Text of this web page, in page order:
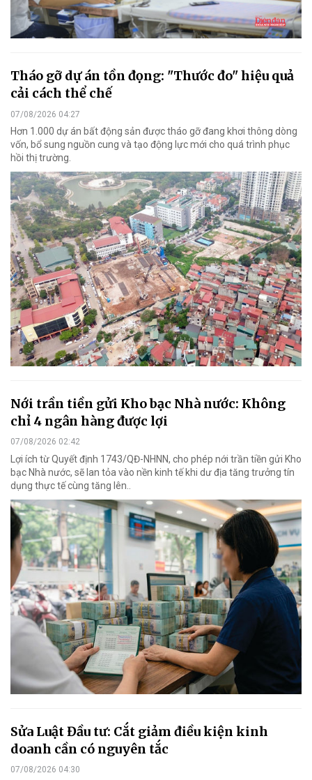
Tháo gỡ dự án tồn đọng: "Thước đo" hiệu quả
cải cách thể chế
07/08/2026 04:27
Hơn 1.000 dự án bất động sản được tháo gỡ đang khơi thông dòng
vốn, bổ sung nguồn cung và tạo động lực mới cho quá trình phục
hồi thị trường.
Nới trần tiền gửi Kho bạc Nhà nước: Không
chỉ 4 ngân hàng được lợi
07/08/2026 02:42
Lợi ích từ Quyết định 1743/QĐ-NHNN, cho phép nới trần tiền gửi Kho
bạc Nhà nước, sẽ lan tỏa vào nền kinh tế khi dư địa tăng trưởng tín
dụng thực tế cùng tăng lên..
Sửa Luật Đầu tư: Cắt giảm điều kiện kinh
doanh cần có nguyên tắc
07/08/2026 04:30